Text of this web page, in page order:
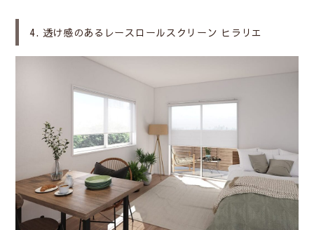
4. 透け感のあるレースロールスクリーン ヒラリエ